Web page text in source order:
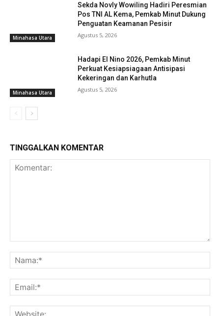
Minahasa Utara
Sekda Novly Wowiling Hadiri Peresmian
Pos TNI AL Kema, Pemkab Minut Dukung
Penguatan Keamanan Pesisir
Agustus 5, 2026
Minahasa Utara
Hadapi El Nino 2026, Pemkab Minut
Perkuat Kesiapsiagaan Antisipasi
Kekeringan dan Karhutla
Agustus 5, 2026
TINGGALKAN KOMENTAR